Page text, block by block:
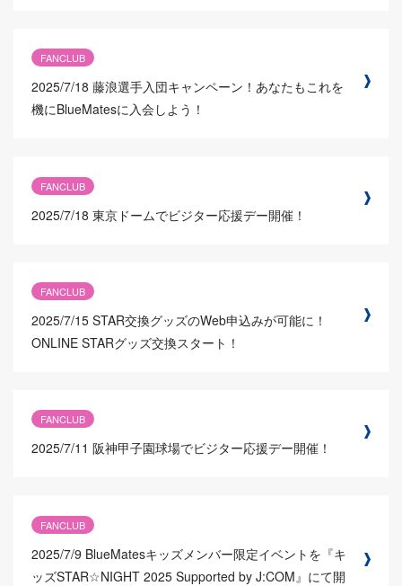
FANCLUB
2025/7/18 藤浪選手入団キャンペーン！あなたもこれを
機にBlueMatesに入会しよう！
FANCLUB
2025/7/18 東京ドームでビジター応援デー開催！
FANCLUB
2025/7/15 STAR交換グッズのWeb申込みが可能に！
ONLINE STARグッズ交換スタート！
FANCLUB
2025/7/11 阪神甲子園球場でビジター応援デー開催！
FANCLUB
2025/7/9 BlueMatesキッズメンバー限定イベントを『キ
ッズSTAR☆NIGHT 2025 Supported by J:COM』にて開